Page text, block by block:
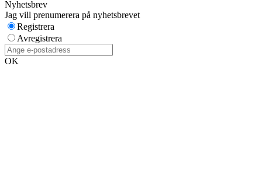
Nyhetsbrev
Jag vill prenumerera på nyhetsbrevet
Registrera
Avregistrera
OK